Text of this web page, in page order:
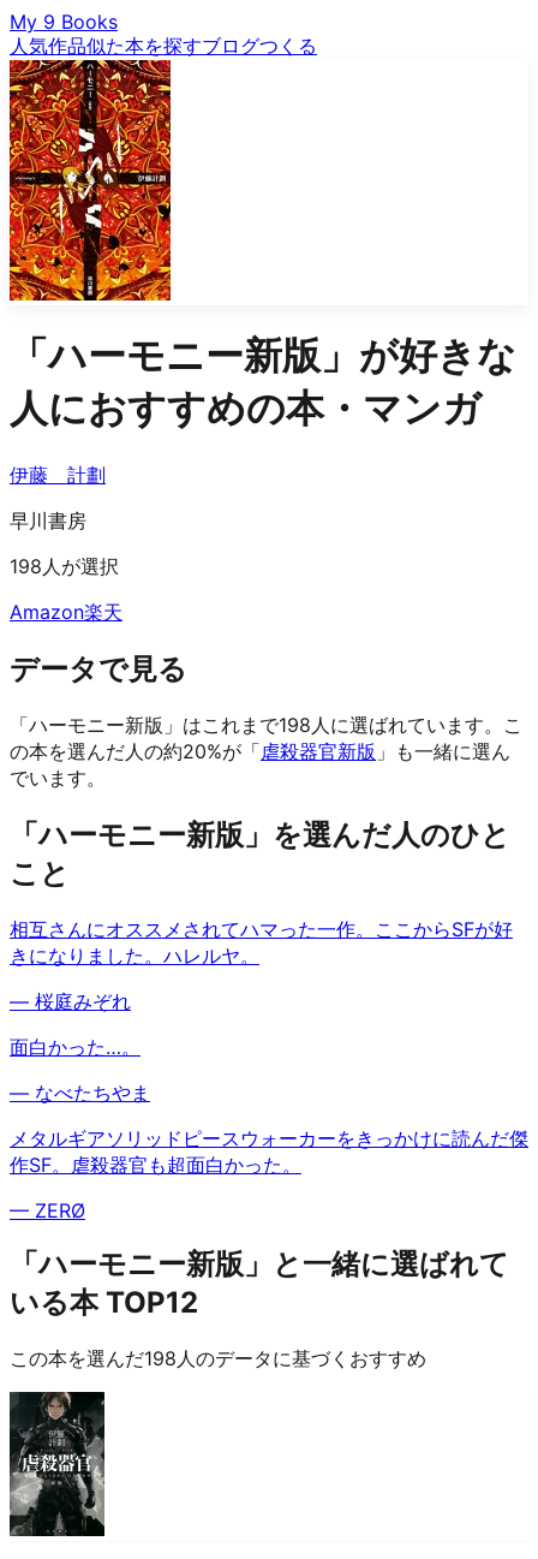
My 9 Books
人気作品似た本を探すブログつくる
「ハーモニー新版 」が好きな
人におすすめの本・マンガ
伊藤 計劃
早川書房
198人が選択
Amazon楽天
データで見る
「ハーモニー新版」はこれまで198人に選ばれています。 こ
の本を選んだ人の約20%が「虐殺器官新版 」も一緒に選ん
でいます。
「ハーモニー新版」を選んだ人のひと
こと
相互さんにオススメされてハマった一作。ここからSFが好
きになりました。ハレルヤ。
— 桜庭みぞれ
面白かった…。
— なべたちやま
メタルギアソリッドピースウォーカーをきっかけに読んだ傑
作SF。虐殺器官も超面白かった。
— ZERØ
「ハーモニー新版」と一緒に選ばれて
いる本 TOP12
この本を選んだ198人のデータに基づくおすすめ